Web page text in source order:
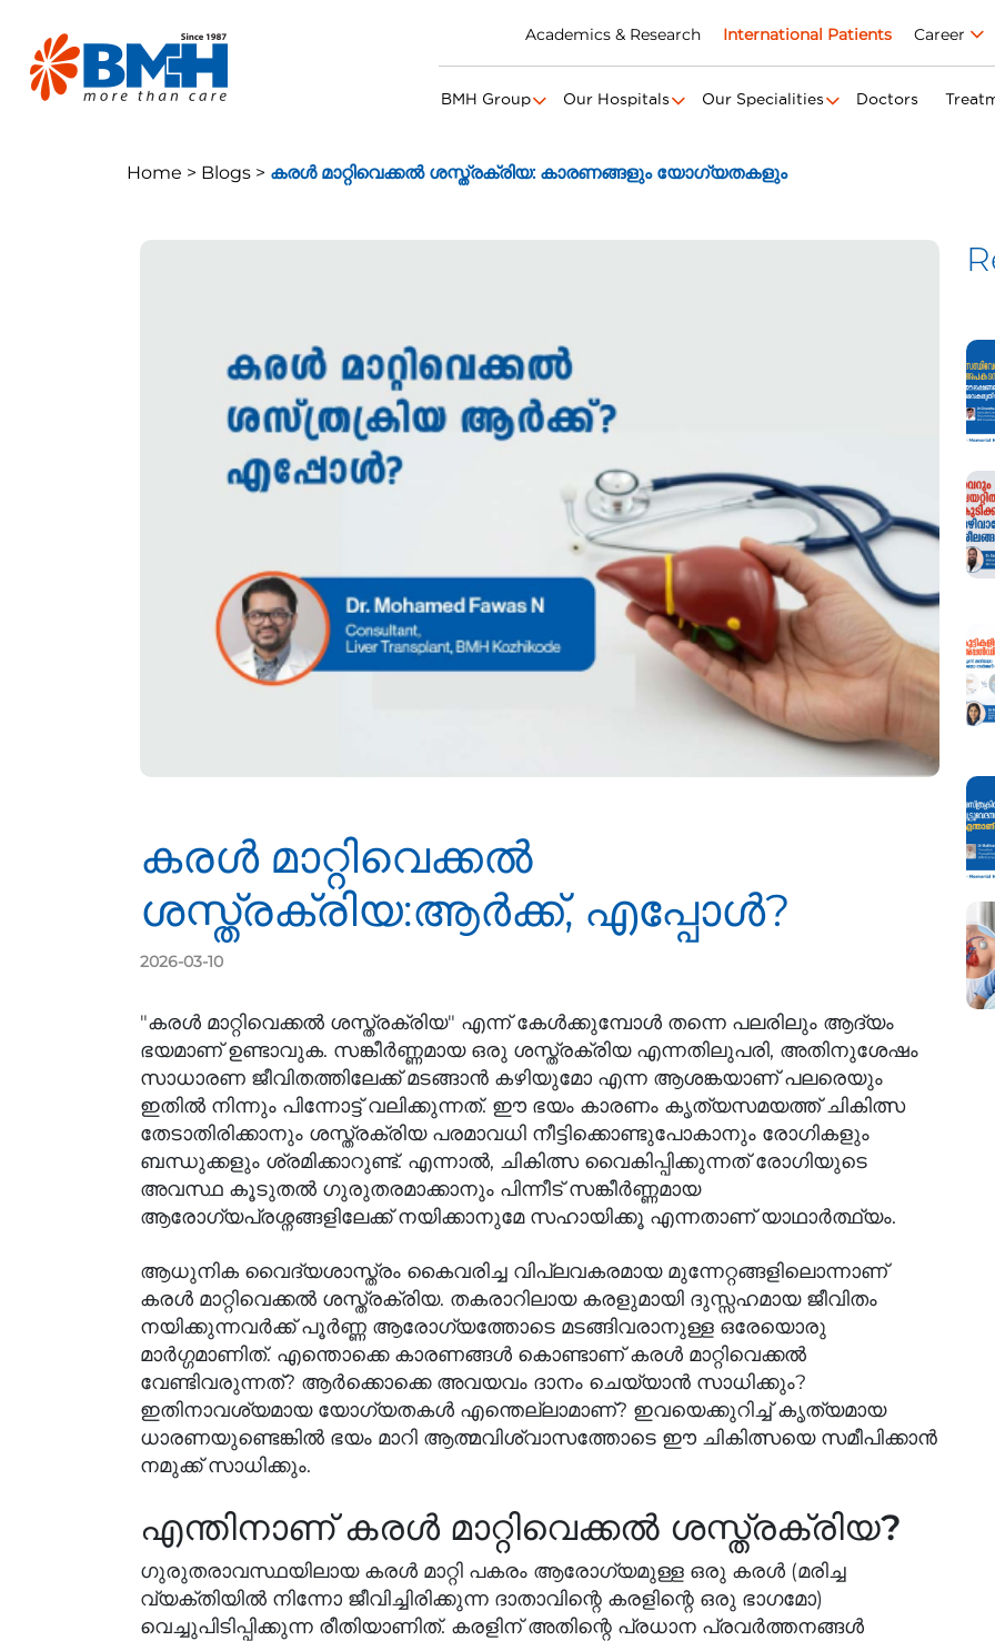
Academics & Research International Patients Career
BMH Group Our Hospitals Our Specialities Doctors
Home > Blogs > കരള്‍ മാറ്റിവെക്കല്‍ ശസ്ത്രക്രിയ: കാരണങ്ങളും യോഗ്യതകളും
കരള്‍ മാറ്റിവെക്കല്‍
ശസ്ത്രക്രിയ:ആര്‍ക്ക്, എപ്പോള്‍?
2026-03-10
"കരൾ മാറ്റിവെക്കൽ ശസ്ത്രക്രിയ" എന്ന് കേൾക്കുമ്പോൾ തന്നെ പലരിലും ആദ്യം
ഭയമാണ് ഉണ്ടാവുക. സങ്കീർണ്ണമായ ഒരു ശസ്ത്രക്രിയ എന്നതിലുപരി, അതിനുശേഷം
സാധാരണ ജീവിതത്തിലേക്ക് മടങ്ങാൻ കഴിയുമോ എന്ന ആശങ്കയാണ് പലരെയും
ഇതിൽ നിന്നും പിന്നോട്ട് വലിക്കുന്നത്. ഈ ഭയം കാരണം കൃത്യസമയത്ത് ചികിത്സ
തേടാതിരിക്കാനും ശസ്ത്രക്രിയ പരമാവധി നീട്ടിക്കൊണ്ടുപോകാനും രോഗികളും
ബന്ധുക്കളും ശ്രമിക്കാറുണ്ട്. എന്നാൽ, ചികിത്സ വൈകിപ്പിക്കുന്നത് രോഗിയുടെ
അവസ്ഥ കൂടുതൽ ഗുരുതരമാക്കാനും പിന്നീട് സങ്കീർണ്ണമായ
ആരോഗ്യപ്രശ്നങ്ങളിലേക്ക് നയിക്കാനുമേ സഹായിക്കൂ എന്നതാണ് യാഥാർത്ഥ്യം.
ആധുനിക വൈദ്യശാസ്ത്രം കൈവരിച്ച വിപ്ലവകരമായ മുന്നേറ്റങ്ങളിലൊന്നാണ്
കരൾ മാറ്റിവെക്കൽ ശസ്ത്രക്രിയ. തകരാറിലായ കരളുമായി ദുസ്സഹമായ ജീവിതം
നയിക്കുന്നവർക്ക് പൂർണ്ണ ആരോഗ്യത്തോടെ മടങ്ങിവരാനുള്ള ഒരേയൊരു
മാർഗ്ഗമാണിത്. എന്തൊക്കെ കാരണങ്ങൾ കൊണ്ടാണ് കരൾ മാറ്റിവെക്കൽ
വേണ്ടിവരുന്നത്? ആർക്കൊക്കെ അവയവം ദാനം ചെയ്യാൻ സാധിക്കും?
ഇതിനാവശ്യമായ യോഗ്യതകൾ എന്തെല്ലാമാണ്? ഇവയെക്കുറിച്ച് കൃത്യമായ
ധാരണയുണ്ടെങ്കിൽ ഭയം മാറി ആത്മവിശ്വാസത്തോടെ ഈ ചികിത്സയെ സമീപിക്കാൻ
നമുക്ക് സാധിക്കും.
എന്തിനാണ് കരള്‍ മാറ്റിവെക്കല്‍ ശസ്ത്രക്രിയ?
ഗുരുതരാവസ്ഥയിലായ കരള്‍ മാറ്റി പകരം ആരോഗ്യമുള്ള ഒരു കരള്‍ (മരിച്ച
വ്യക്തിയില്‍ നിന്നോ ജീവിച്ചിരിക്കുന്ന ദാതാവിന്റെ കരളിന്റെ ഒരു ഭാഗമോ)
വെച്ചുപിടിപ്പിക്കുന്ന രീതിയാണിത്. കരളിന് അതിന്റെ പ്രധാന പ്രവര്‍ത്തനങ്ങള്‍